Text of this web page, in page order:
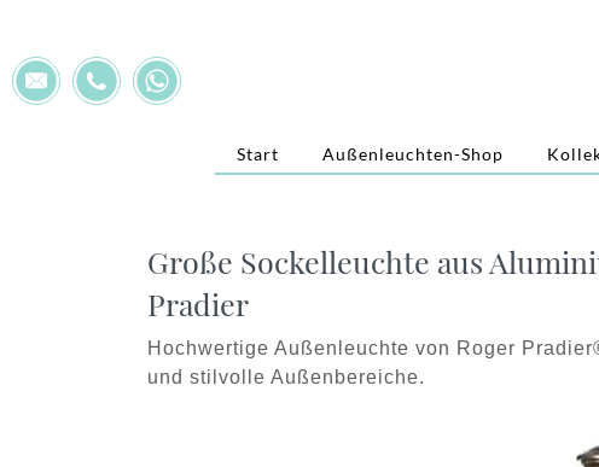
Start Außenleuchten-Shop
Große Sockelleuchte aus
Pradier
Hochwertige Außenleuchte von Roger
und stilvolle Außenbereiche.